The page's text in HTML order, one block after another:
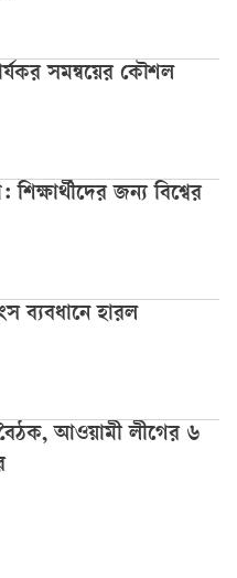
সমন্বয়ের কৌশল
শিক্ষার্থীদের জন্য বিশ্বের
ব্যবধানে হারল
আওয়ামী লীগের ৬